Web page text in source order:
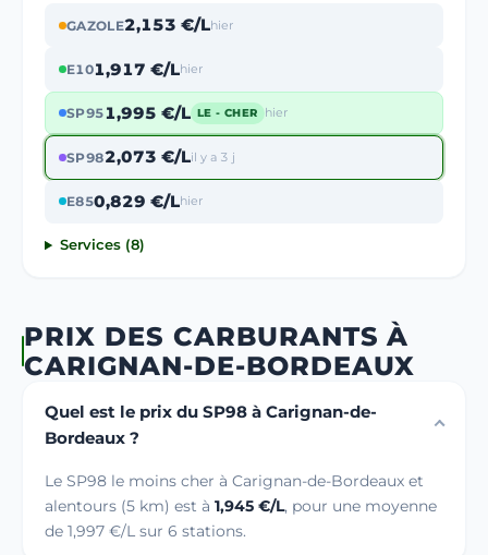
GAZOLE2,153 €/Lhier
E101,917 €/Lhier
SP951,995 €/L LE - CHER hier
SP982,073 €/Lil y a 3 j
E850,829 €/Lhier
Services (8)
PRIX DES CARBURANTS À
CARIGNAN-DE-BORDEAUX
Quel est le prix du SP98 à Carignan-de-
Bordeaux ?
Le SP98 le moins cher à Carignan-de-Bordeaux et
alentours (5 km) est à 1,945 €/L, pour une moyenne
de 1,997 €/L sur 6 stations.